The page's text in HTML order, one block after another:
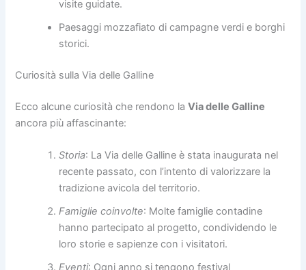
visite guidate.
Paesaggi mozzafiato di campagne verdi e borghi
storici.
Curiosità sulla Via delle Galline
Ecco alcune curiosità che rendono laVia delle Galline
ancora più affascinante:
Storia: La Via delle Galline è stata inaugurata nel
recente passato, con l’intento di valorizzare la
tradizione avicola del territorio.
Famiglie coinvolte: Molte famiglie contadine
hanno partecipato al progetto, condividendo le
loro storie e sapienze con i visitatori.
Eventi: Ogni anno si tengono festival